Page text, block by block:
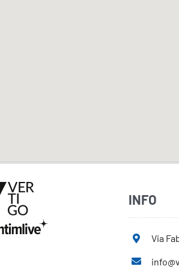
INFO
Via